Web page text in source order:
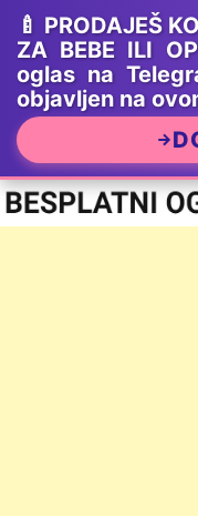
🍼 PRODAJEŠ
ZA BEBE ILI
oglas na
objavljen na